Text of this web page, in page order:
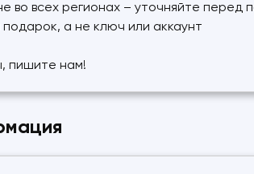
во всех регионах – уточняйте перед
а не ключ или аккаунт
пишите нам!